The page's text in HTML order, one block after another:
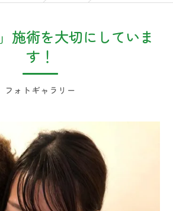
フォトギャラリー
施術を大切にしていま
す！